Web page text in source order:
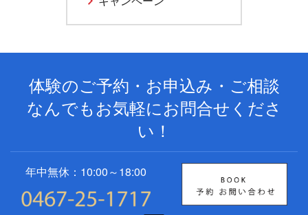
体験のご予約・お申込み・ご相談
なんでもお気軽にお問合せくださ
い！
年中無休：10:00～18:00